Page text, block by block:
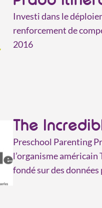
Investi dans le
renforcement de
2016
The
Preschool Parenting
l’organisme
fondé sur des